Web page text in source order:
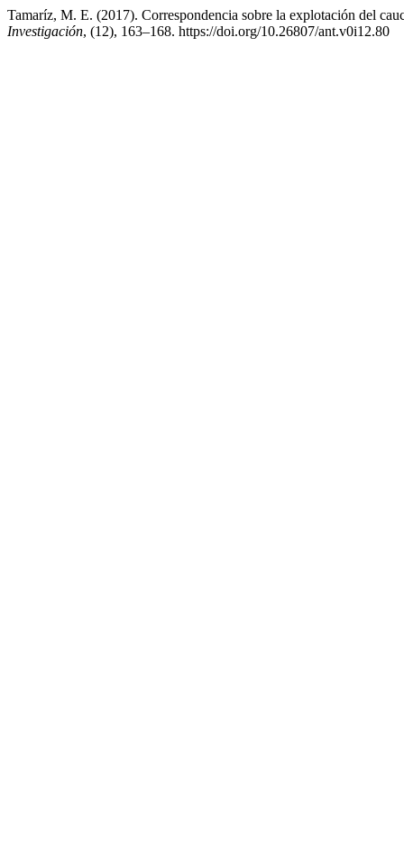
Tamaríz, M. E. (2017). Correspondencia sobre la explotación del
Investigación, (12), 163–168. https://doi.org/10.26807/ant.v0i12.80